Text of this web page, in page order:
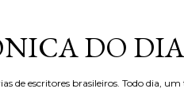
DO DIA
de escritores brasileiros. Todo dia,